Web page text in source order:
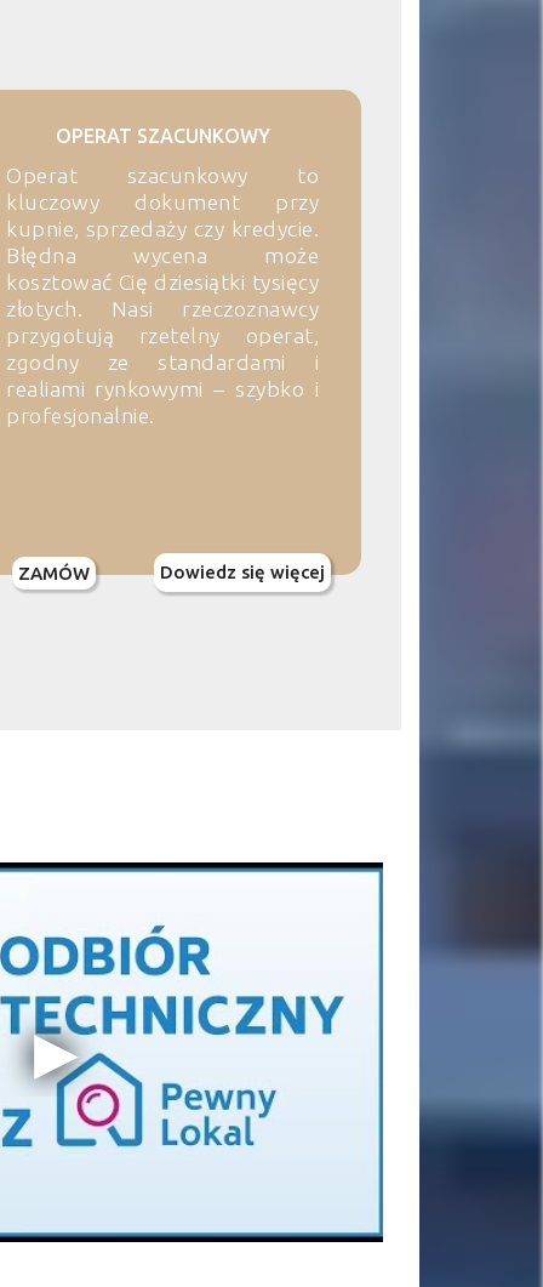
OPERAT SZACUNKOWY
Operat szacunkowy to
kluczowy dokument przy
kupnie, sprzedaży czy kredycie.
Błędna wycena może
kosztować Cię dziesiątki tysięcy
złotych. Nasi rzeczoznawcy
przygotują rzetelny operat,
zgodny ze standardami i
realiami rynkowymi – szybko i
profesjonalnie.
ZAMÓW Dowiedz się więcej